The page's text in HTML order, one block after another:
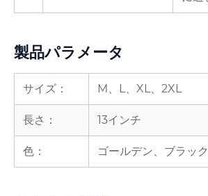
製品パラメータ
サイズ： M、L、XL、2XL
長さ： 13インチ
色： ゴールデン、ブラッ